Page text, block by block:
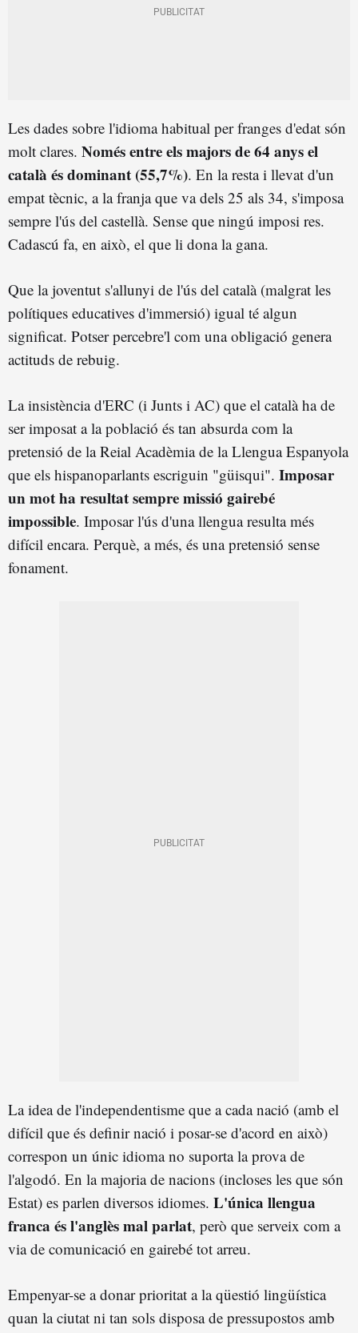
Les dades sobre l'idioma habitual per franges d'edat són
molt clares. Només entre els majors de 64 anys el
català és dominant (55,7%). En la resta i llevat d'un
empat tècnic, a la franja que va dels 25 als 34, s'imposa
sempre l'ús del castellà. Sense que ningú imposi res.
Cadascú fa, en això, el que li dona la gana.
Que la joventut s'allunyi de l'ús del català (malgrat les
polítiques educatives d'immersió) igual té algun
significat. Potser percebre'l com una obligació genera
actituds de rebuig.
La insistència d'ERC (i Junts i AC) que el català ha de
ser imposat a la població és tan absurda com la
pretensió de la Reial Acadèmia de la Llengua Espanyola
que els hispanoparlants escriguin "güisqui". Imposar
un mot ha resultat sempre missió gairebé
impossible. Imposar l'ús d'una llengua resulta més
difícil encara. Perquè, a més, és una pretensió sense
fonament.
La idea de l'independentisme que a cada nació (amb el
difícil que és definir nació i posar-se d'acord en això)
correspon un únic idioma no suporta la prova de
l'algodó. En la majoria de nacions (incloses les que són
Estat) es parlen diversos idiomes. L'única llengua
franca és l'anglès mal parlat, però que serveix com a
via de comunicació en gairebé tot arreu.
Empenyar-se a donar prioritat a la qüestió lingüística
quan la ciutat ni tan sols disposa de pressupostos amb